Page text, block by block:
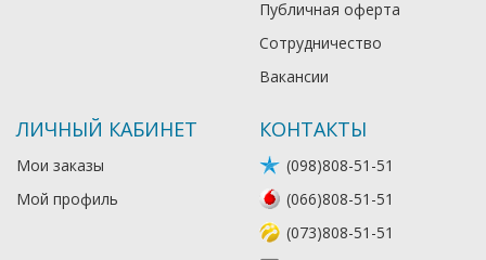
Публичная оферта
Сотрудничество
Вакансии
ЛИЧНЫЙ КАБИНЕТ
Мои заказы
Мой профиль
КОНТАКТЫ
(098)808-51-51
(066)808-51-51
(073)808-51-51